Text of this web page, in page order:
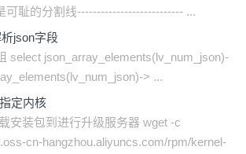
可耻的分割线--------------------------- ...
json字段
select json_array_elements(lv_num_json)-
> ...
定内核
安装包到进行升级服务器 wget -c
cn-hangzhou.aliyuncs.com/rpm/kernel-